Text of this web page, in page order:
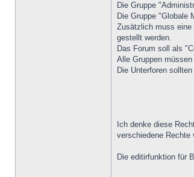
Die Gruppe
Die Gruppe "Globale
Zusätzlich muss eine
gestellt werden.
Das Forum soll als
Alle Gruppen
Die Unterforen
Ich denke diese
verschiedene Rechte
Die editirfunktion für